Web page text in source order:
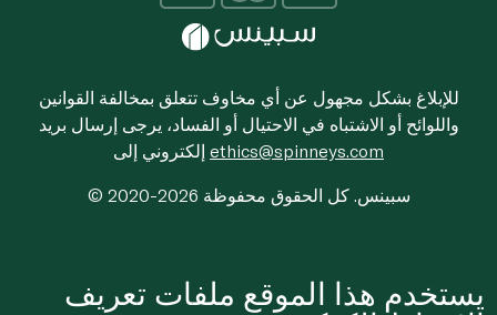
للإبلاغ بشكل مجهول عن أي مخاوف تتعلق بمخالفة القوانين
واللوائح أو الاشتباه في الاحتيال أو الفساد، يرجى إرسال بريد
ethics@spinneys.com
© 2020-2026 سبينس. كل الحقوق محفوظة
يستخدم هذا الموقع ملفات تعريف